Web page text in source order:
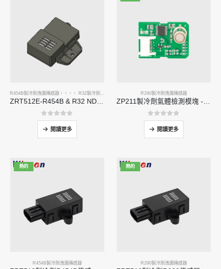
R454B製冷劑洩漏傳感器 ，，，， R32製冷劑洩漏傳感器
ZRT512E-R454B & R32 NDIR Refrigerant Detection Module, RS485 HVAC Sensor, UL/IEC Certified
05分
閱讀更多
R290製冷劑洩漏傳感器
ZP211製冷劑氣體檢測模塊 - 用於製冷劑洩漏檢測的高敏性傳感器
05分
閱讀更多
熱的
R454B製冷劑洩漏傳感器
熱的
R290製冷劑洩漏傳感器